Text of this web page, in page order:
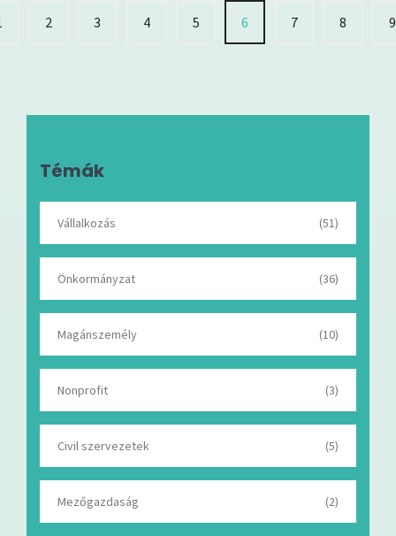
2 3 4 5 6 7 8 9
Témák
Vállalkozás (51)
Önkormányzat (36)
Magánszemély (10)
Nonprofit (3)
Civil szervezetek (5)
Mezőgazdaság (2)